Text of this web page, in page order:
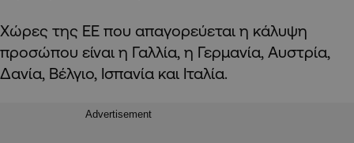
Χώρες της ΕΕ που απαγορεύεται η κάλυψη
προσώπου είναι η Γαλλία, η Γερμανία, Αυστρία,
Δανία, Βέλγιο, Ισπανία και Ιταλία.
Advertisement